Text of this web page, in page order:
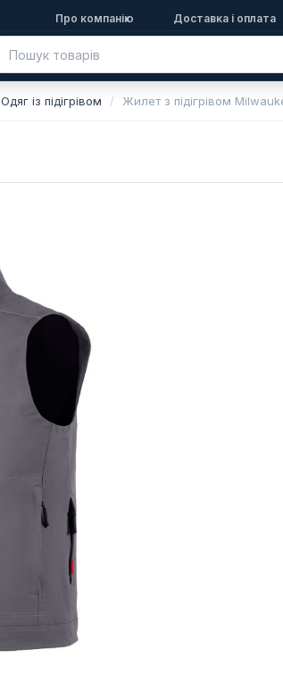
Про компанію Доставка і оплата
Одяг із підігрівом Жилет з підігрівом